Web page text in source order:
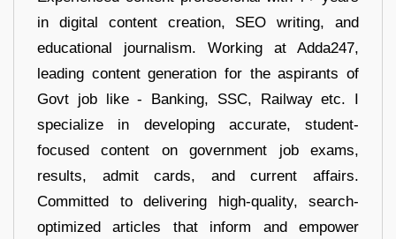
in digital content creation, SEO writing, and
educational journalism. Working at Adda247,
leading content generation for the aspirants of
Govt job like - Banking, SSC, Railway etc. I
specialize in developing accurate, student-
focused content on government job exams,
results, admit cards, and current affairs.
Committed to delivering high-quality, search-
optimized articles that inform and empower